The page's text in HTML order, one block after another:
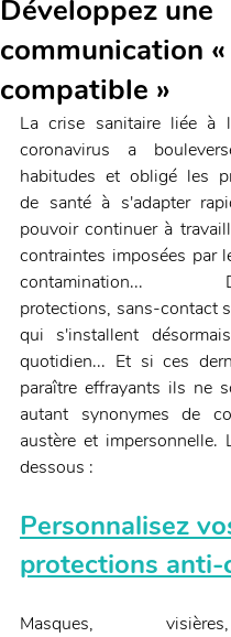
Développez une
communication
compatible »
La crise sanitaire liée à
coronavirus a
habitudes et obligé les
de santé à s'adapter
pouvoir continuer à
contraintes imposées par
contamination...
protections, sans-contact
qui s'installent
quotidien... Et si ces
paraître effrayants ils ne
autant synonymes de
austère et impersonnelle.
dessous :
Personnalisez
protections anti-
Masques,